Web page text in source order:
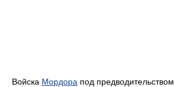
Войска Мордора под предводительством